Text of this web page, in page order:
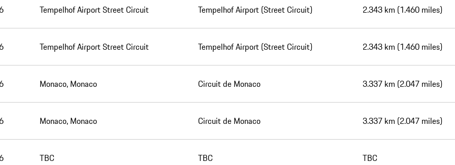
Tempelhof Airport Street Circuit Tempelhof Airport (Street Circuit) 2.343 km (1.460 miles)
Tempelhof Airport Street Circuit Tempelhof Airport (Street Circuit) 2.343 km (1.460 miles)
Monaco, Monaco Circuit de Monaco 3.337 km (2.047 miles)
Monaco, Monaco Circuit de Monaco 3.337 km (2.047 miles)
TBC TBC TBC